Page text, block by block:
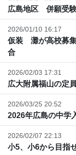
広島地区 併願受
2026/01/10 16:17
仮装 灘が高校募
合
2026/02/03 17:31
広大附属福山の定
2026/03/25 20:52
2026年広島の中学
2026/02/07 22:13
小5、小6から目指